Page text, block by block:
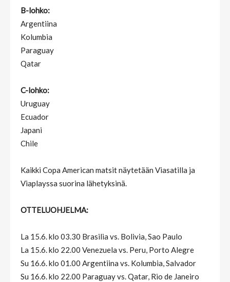
B-lohko:
Argentiina
Kolumbia
Paraguay
Qatar
C-lohko:
Uruguay
Ecuador
Japani
Chile
Kaikki Copa American matsit näytetään Viasatilla ja
Viaplayssa suorina lähetyksinä.
OTTELUOHJELMA:
La 15.6. klo 03.30 Brasilia vs. Bolivia, Sao Paulo
La 15.6. klo 22.00 Venezuela vs. Peru, Porto Alegre
Su 16.6. klo 01.00 Argentiina vs. Kolumbia, Salvador
Su 16.6. klo 22.00 Paraguay vs. Qatar, Rio de Janeiro